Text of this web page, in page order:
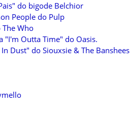
do bigode Belchior
People do Pulp
Who
Outta Time" do Oasis.
Dust" do Siouxsie & The Banshees